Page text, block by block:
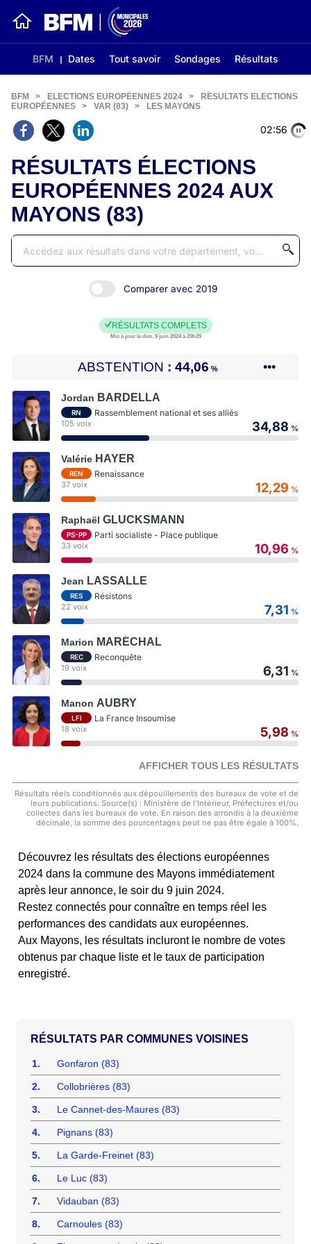
BFM Dates Tout savoir Sondages Résultats
02:56
BFM > ELECTIONS EUROPÉENNES 2024 >
RÉSULTATS ELECTIONS
EUROPÉENNES
> VAR (83) > LES MAYONS
RÉSULTATS ÉLECTIONS
EUROPÉENNES 2024 AUX
MAYONS (83)
Comparer avec 2019
RÉSULTATS COMPLETS
Mis à jour le dim. 9 juin 2024 à 20h29
ABSTENTION 44,06 % •••
Jordan BARDELLA
RN Rassemblement national et ses alliés
105 voix 34,88 %
Valérie HAYER
REN Renaissance
37 voix 12,29 %
Raphaël GLUCKSMANN
PS-PP Parti socialiste - Place publique
33 voix 10,96 %
Jean LASSALLE
RES Résistons
22 voix 7,31 %
Marion MARÉCHAL
REC Reconquête
19 voix 6,31 %
Manon AUBRY
LFI La France Insoumise
18 voix 5,98 %
AFFICHER TOUS LES RÉSULTATS
Résultats réels conditionnés aux dépouillements des bureaux de vote et de
leurs publications. Source(s) : Ministère de l'Intérieur, Préfectures et/ou
collectes dans les bureaux de vote. En raison des arrondis à la deuxième
décimale, la somme des pourcentages peut ne pas être égale à 100%.
Découvrez les résultats des élections européennes
2024 dans la commune des Mayons immédiatement
après leur annonce, le soir du 9 juin 2024.
Restez connectés pour connaître en temps réel les
performances des candidats aux européennes.
Aux Mayons, les résultats incluront le nombre de votes
obtenus par chaque liste et le taux de participation
enregistré.
COMMUNES VOISINES
1. Gonfaron (83)
2. Collobrières (83)
3. Le Cannet-des-Maures (83)
4. Pignans (83)
5. La Garde-Freinet (83)
6. Le Luc (83)
7. Vidauban (83)
8. Carnoules (83)